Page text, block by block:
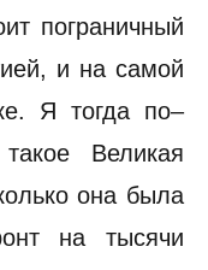
пограничный
и на самой
Я тогда по–
Великая
она была
на тысячи